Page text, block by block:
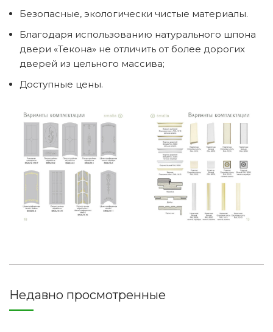
Безопасные, экологически чистые материалы.
Благодаря использованию натурального шпона
двери «Текона» не отличить от более дорогих
дверей из цельного массива;
Доступные цены.
Недавно просмотренные